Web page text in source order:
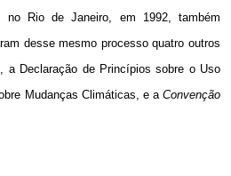
no Rio de Janeiro, em 1992, também
desse mesmo processo quatro outros
a Declaração de Princípios sobre o Uso
Mudanças Climáticas, e a Convenção